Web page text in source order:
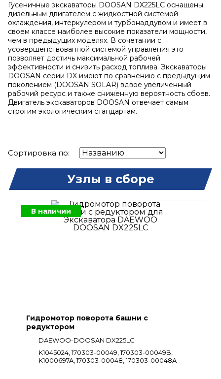
Гусеничные экскаваторы DOOSAN DX225LC оснащены
дизельным двигателем с жидкостной системой
охлаждения, интеркулером и турбонаддувом и имеет в
своем классе наиболее высокие показатели мощности,
чем в предыдущих моделях. В сочетании с
усовершенствованной системой управления это
позволяет достичь максимальной рабочей
эффективности и снизить расход топлива. Экскаваторы
DOOSAN серии DX имеют по сравнению с предыдущим
поколением (DOOSAN SOLAR) вдвое увеличенный
рабочий ресурс и также сниженную вероятность сбоев.
Двигатель экскаваторов DOOSAN отвечает самым
строгим экологическим стандартам.
Сортировка по:
Узлы в сборе
В наличии
Гидромотор поворота башни с
редуктором
DAEWOO-DOOSAN DX225LC
K1045024, 170303-00049, 170303-00049B,
K1000697A, 170303-00048, 170303-00048A